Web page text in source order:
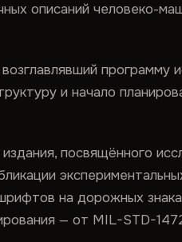
описаний человеко-
программу
и начало
посвящённого
на дорожных
— от MIL-STD-